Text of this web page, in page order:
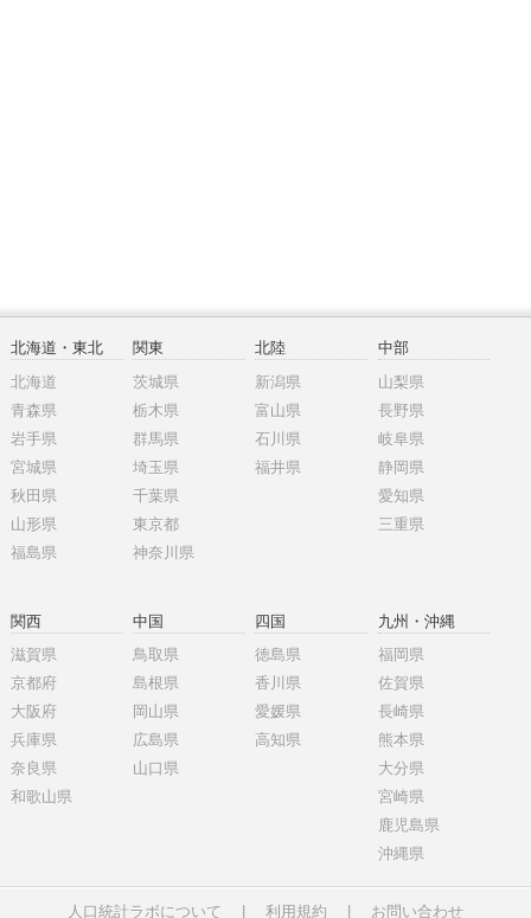
北海道・東北
北海道
青森県
岩手県
宮城県
秋田県
山形県
福島県
関東
茨城県
栃木県
群馬県
埼玉県
千葉県
東京都
神奈川県
北陸
新潟県
富山県
石川県
福井県
中部
山梨県
長野県
岐阜県
静岡県
愛知県
三重県
関西
滋賀県
京都府
大阪府
兵庫県
奈良県
和歌山県
中国
鳥取県
島根県
岡山県
広島県
山口県
四国
徳島県
香川県
愛媛県
高知県
九州・沖縄
福岡県
佐賀県
長崎県
熊本県
大分県
宮崎県
鹿児島県
沖縄県
人口統計ラボについて 利用規約 お問い合わせ